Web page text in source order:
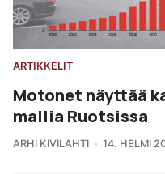
ARTIKKELIT
Motonet näyttää
mallia Ruotsissa
ARHI KIVILAHTI 14. HELMI